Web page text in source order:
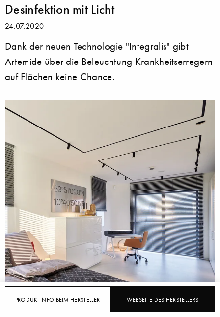
PRODUKTINFO BEIM HERSTELLER WEBSEITE DES HERSTELLERS
Desinfektion mit Licht
24.07.2020
Dank der neuen Technologie "Integralis" gibt
Artemide über die Beleuchtung Krankheitserregern
auf Flächen keine Chance.